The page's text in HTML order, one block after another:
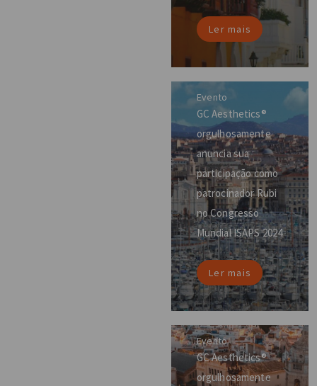
Ler mais
Evento
GC Aesthetics®
orgulhosamente
anuncia sua
participação como
patrocinador Rubi
no Congresso
Mundial ISAPS 2024
Ler mais
Evento
GC Aesthetics®
orgulhosamente